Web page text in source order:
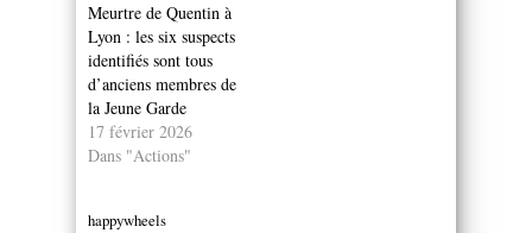
Meurtre de Quentin à
Lyon : les six suspects
identifiés sont tous
d’anciens membres de
la Jeune Garde
17 février 2026
Dans "Actions"
happywheels